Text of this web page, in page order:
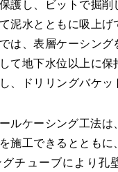
護し、ビットで掘削
泥水とともに吸上げ
は、表層ケーシング
て地下水位以上に保
、ドリリングバケッ
ルケーシング工法は
施工できるとともに
チューブにより孔